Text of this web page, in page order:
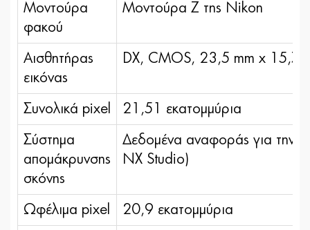
Μοντούρα
φακού
Μοντούρα Ζ της Nikon
Αισθητήρας
εικόνας
DX, CMOS, 23,5 mm x 15,7
Συνολικά pixel 21,51 εκατομμύρια
Σύστημα
απομάκρυνσης
σκόνης
Δεδομένα αναφοράς για την
NX Studio)
Ωφέλιμα pixel 20,9 εκατομμύρια